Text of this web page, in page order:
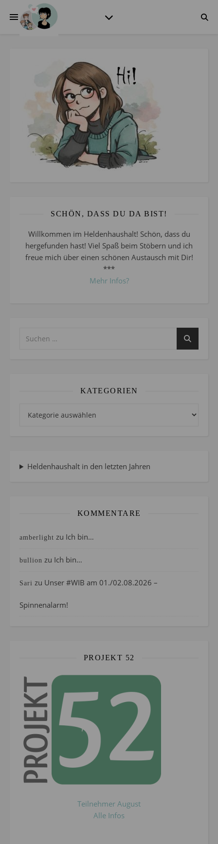
SCHÖN, DASS DU DA BIST!
Willkommen im Heldenhaushalt! Schön, dass du
hergefunden hast! Viel Spaß beim Stöbern und ich
freue mich über einen schönen Austausch mit Dir!
***
Mehr Infos?
KATEGORIEN
Heldenhaushalt in den letzten Jahren
KOMMENTARE
amberlight zu Ich bin…
bullion zu Ich bin…
Sari zu Unser #WIB am 01./02.08.2026 –
Spinnenalarm!
PROJEKT 52
Teilnehmer August
Alle Infos